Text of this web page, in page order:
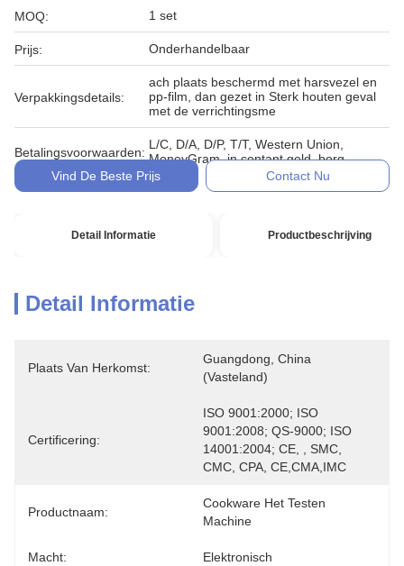
MOQ: 1 set
Prijs: Onderhandelbaar
Verpakkingsdetails:
ach plaats beschermd met harsvezel en
pp-film, dan gezet in Sterk houten geval
met de verrichtingsme
Betalingsvoorwaarden:
L/C, D/A, D/P, T/T, Western Union,
MoneyGram, in contant geld, borg
Vind De Beste Prijs
Contact Nu
Detail Informatie Productbeschrijving
Detail Informatie
Plaats Van Herkomst:
Guangdong, China
(vasteland)
Certificering:
ISO 9001:2000; ISO
9001:2008; QS-9000; ISO
14001:2004; CE, , SMC,
CMC, CPA, CE,CMA,IMC
Productnaam:
Cookware Het Testen
Machine
Macht: Elektronisch